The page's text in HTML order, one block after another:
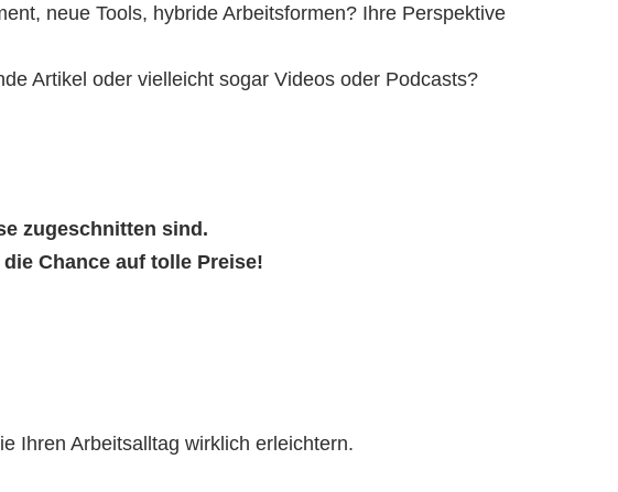
neue Tools, hybride Arbeitsformen? Ihre Perspektive
Artikel oder vielleicht sogar Videos oder Podcasts?
zugeschnitten sind.
Chance auf tolle Preise!
Ihren Arbeitsalltag wirklich erleichtern.